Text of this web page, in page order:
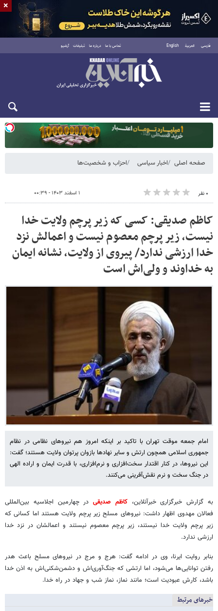
فارسی العربية English تماس با ما درباره ما تبلیغات آرشیو
یکشنبه ۱۸ مرداد ۱۴۰۵
صفحه اصلی اخبار سیاسی احزاب و شخصیت‌ها
۰ نفر ۱ اسفند ۱۴۰۳ - ۰۰:۳۹
کاظم صدیقی: کسی که زیر پرچم ولایت خدا
نیست، زیر پرچم معصوم نیست و اعمالش نزد
خدا ارزشی ندارد/ پیروی از ولایت، نشانه ایمان
به خداوند و ولی‌اش است
امام جمعه موقت تهران با تاکید بر اینکه امروز هم نیروهای نظامی در نظام
جمهوری اسلامی همچون ارتش و سایر نهادها بازوان پرتوان ولایت هستند؛ گفت:
این نیروها، در کنار اقتدار سخت‌افزاری و نرم‌افزاری، با قدرت ایمان و اراده الهی
در جنگ سخت و نرم نقش‌آفرینی می‌کنند.
به گزارش خبرگزاری خبرآنلاین،کاظم صدیقی در چهارمین اجلاسیه بین‌المللی
فعالان مهدوی اظهار داشت: نیروهای مسلح زیر پرچم ولایت هستند اما کسانی که
زیر پرچم ولایت خدا نیستند، زیر پرچم معصوم نیستند و اعمالشان در نزد خدا
ارزشی ندارد.
بنابر روایت ایرنا، وی در ادامه گفت: هرج و مرج در نیروهای مسلح باعث هدر
رفتن توانایی‌ها می‌شود، اما ارتشی که جنگ‌آوری‌اش و دشمن‌شکنی‌اش به اذن خدا
باشد، کارش عبودیت است؛ مانند نماز، نماز شب و جهاد در راه خدا.
خبرهای مرتبط
×